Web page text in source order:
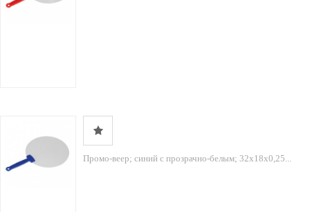
Промо-веер; синий с прозрачно-белым; 32х18х0,25...